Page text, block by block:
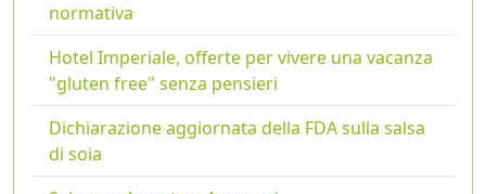
normativa
Hotel Imperiale, offerte per vivere una vacanza
"gluten free" senza pensieri
Dichiarazione aggiornata della FDA sulla salsa
di soia